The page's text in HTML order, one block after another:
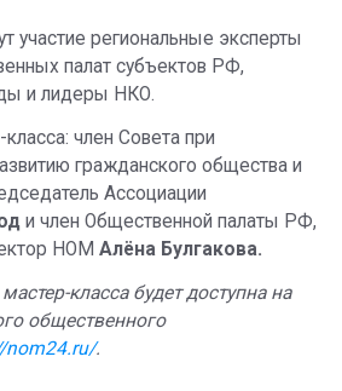
участие региональные эксперты
палат субъектов РФ,
и лидеры НКО.
член Совета при
гражданского общества и
Ассоциации
и член Общественной палаты РФ,
НОМ Алёна Булгакова.
класса будет доступна на
общественного
nom24.ru/.